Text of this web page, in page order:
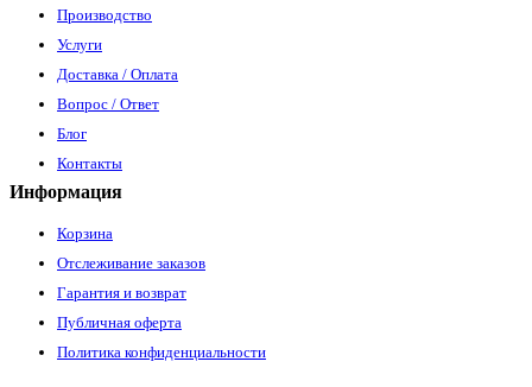
Производство
Услуги
Доставка / Оплата
Вопрос / Ответ
Блог
Контакты
Информация
Корзина
Отслеживание заказов
Гарантия и возврат
Публичная оферта
Политика конфиденциальности